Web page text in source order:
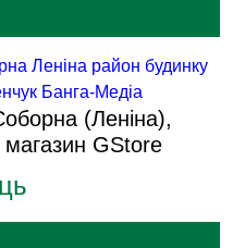
(Леніна),
GStore